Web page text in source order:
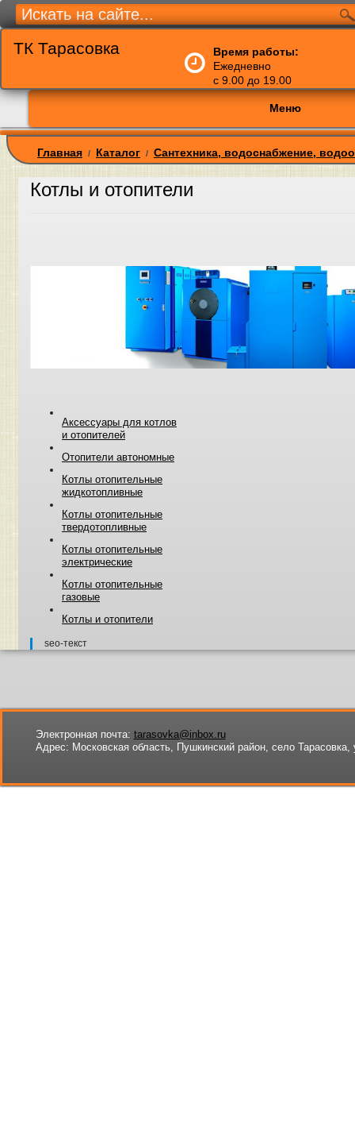
ТК Тарасовка
Время работы:
Ежедневно
с 9.00 до 19.00
Меню
Главная / Каталог / Сантехника, водоснабжение,
Котлы и отопители
Аксессуары для котлов
и отопителей
Отопители автономные
Котлы отопительные
жидкотопливные
Котлы отопительные
твердотопливные
Котлы отопительные
электрические
Котлы отопительные
газовые
Котлы и отопители
seo-текст
Электронная почта: tarasovka@inbox.ru
Адрес: Московская область, Пушкинский район, село